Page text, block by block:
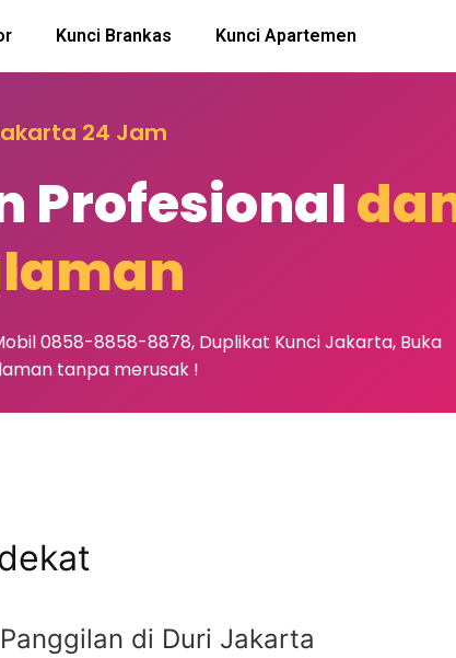
Kunci Brankas Kunci Apartemen
24 Jam
Profesional
0858-8858-8878, Duplikat Kunci Jakarta, Buka
tanpa merusak !
di Duri Jakarta